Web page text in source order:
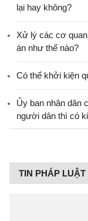
lại hay không?
Xử lý các cơ
án như thế nào?
Có thể khởi kiện
Ủy ban nhân dân
người dân thì có
TIN PHÁP